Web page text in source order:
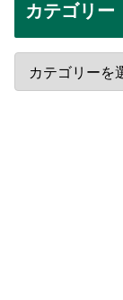
カテゴリー